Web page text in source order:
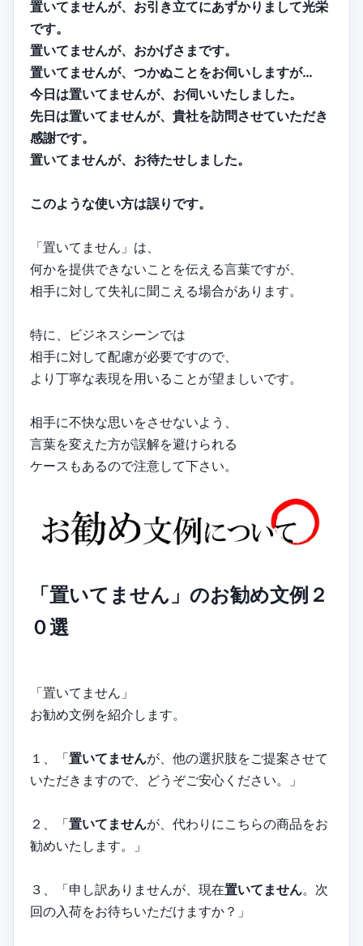
置いてませんが、お引き立てにあずかりまして光栄
です。
置いてませんが、おかげさまです。
置いてませんが、つかぬことをお伺いしますが…
今日は置いてませんが、お伺いいたしました。
先日は置いてませんが、貴社を訪問させていただき
感謝です。
置いてませんが、お待たせしました。
このような使い方は誤りです。
「置いてません」は、
何かを提供できないことを伝える言葉ですが、
相手に対して失礼に聞こえる場合があります。
特に、ビジネスシーンでは
相手に対して配慮が必要ですので、
より丁寧な表現を用いることが望ましいです。
相手に不快な思いをさせないよう、
言葉を変えた方が誤解を避けられる
ケースもあるので注意して下さい。
「置いてません」のお勧め文例２
０選
「置いてません」
お勧め文例を紹介します。
１、「置いてませんが、他の選択肢をご提案させて
いただきますので、どうぞご安心ください。」
２、「置いてませんが、代わりにこちらの商品をお
勧めいたします。」
３、「申し訳ありませんが、現在置いてません。次
回の入荷をお待ちいただけますか？」